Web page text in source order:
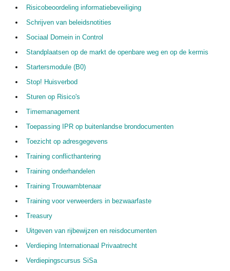
Risicobeoordeling informatiebeveiliging
Schrijven van beleidsnotities
Sociaal Domein in Control
Standplaatsen op de markt de openbare weg en op de kermis
Startersmodule (B0)
Stop! Huisverbod
Sturen op Risico's
Timemanagement
Toepassing IPR op buitenlandse brondocumenten
Toezicht op adresgegevens
Training conflicthantering
Training onderhandelen
Training Trouwambtenaar
Training voor verweerders in bezwaarfaste
Treasury
Uitgeven van rijbewijzen en reisdocumenten
Verdieping Internationaal Privaatrecht
Verdiepingscursus SiSa